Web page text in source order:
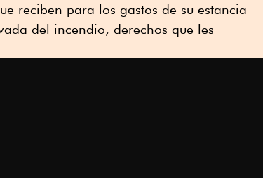
reciben para los gastos de su estancia
del incendio, derechos que les